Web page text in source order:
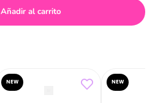
Añadir al carrito
NEW NEW